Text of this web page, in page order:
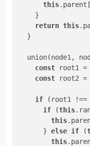
this
}
return this
}
union(node1,
const root1 =
const root2 =
if (root1
if (this
this
} else if (
this